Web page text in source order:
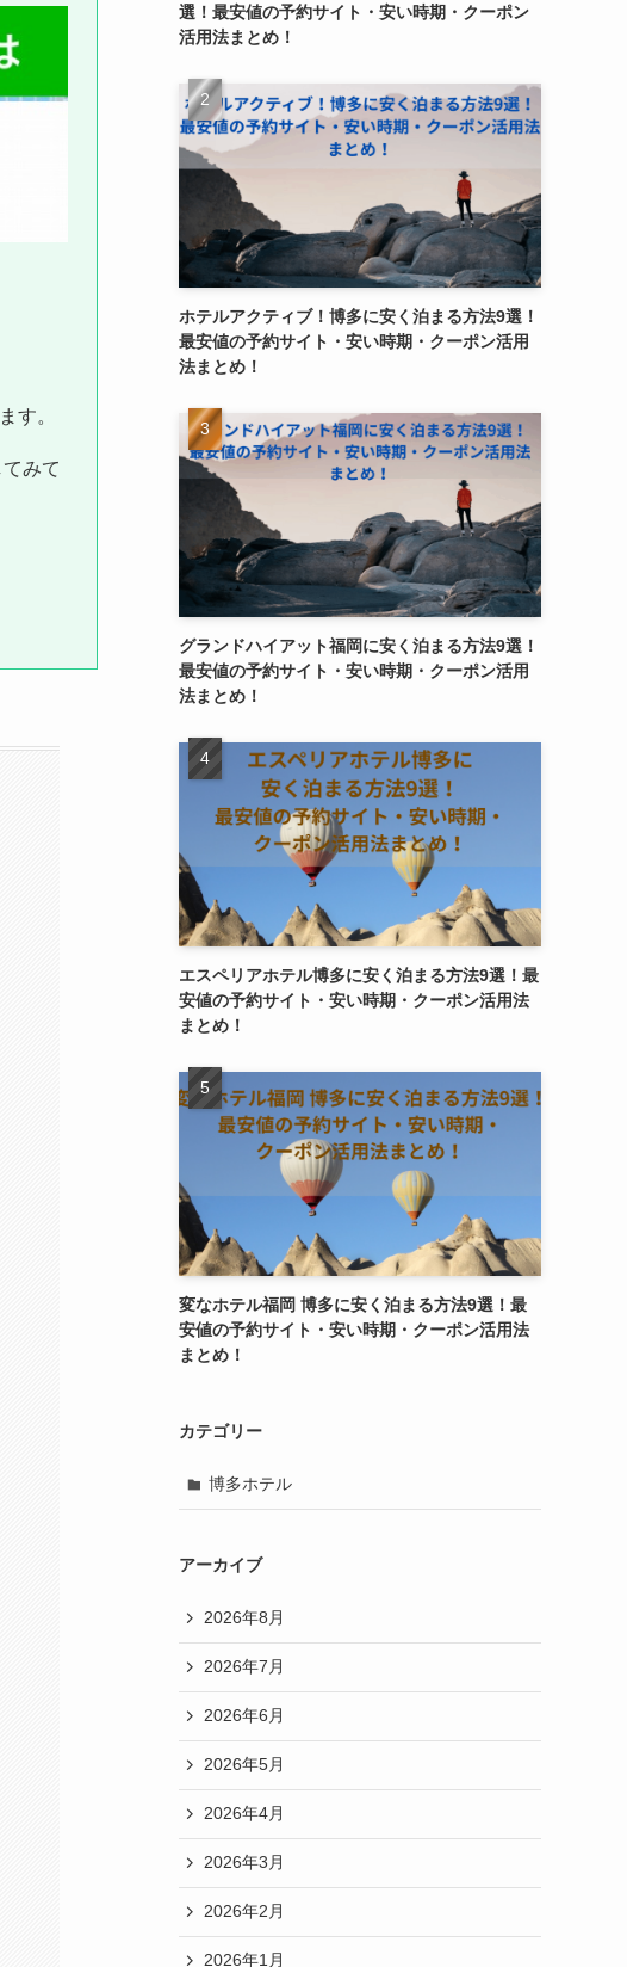
す。
みて
選！最安値の予約サイト・安い時期・クーポン
活用法まとめ！
ホテルアクティブ！博多に安く泊まる方法9選！
最安値の予約サイト・安い時期・クーポン活用
法まとめ！
グランドハイアット福岡に安く泊まる方法9選！
最安値の予約サイト・安い時期・クーポン活用
法まとめ！
エスペリアホテル博多に安く泊まる方法9選！最
安値の予約サイト・安い時期・クーポン活用法
まとめ！
変なホテル福岡 博多に安く泊まる方法9選！最
安値の予約サイト・安い時期・クーポン活用法
まとめ！
カテゴリー
博多ホテル
アーカイブ
2026年8月
2026年7月
2026年6月
2026年5月
2026年4月
2026年3月
2026年2月
2026年1月